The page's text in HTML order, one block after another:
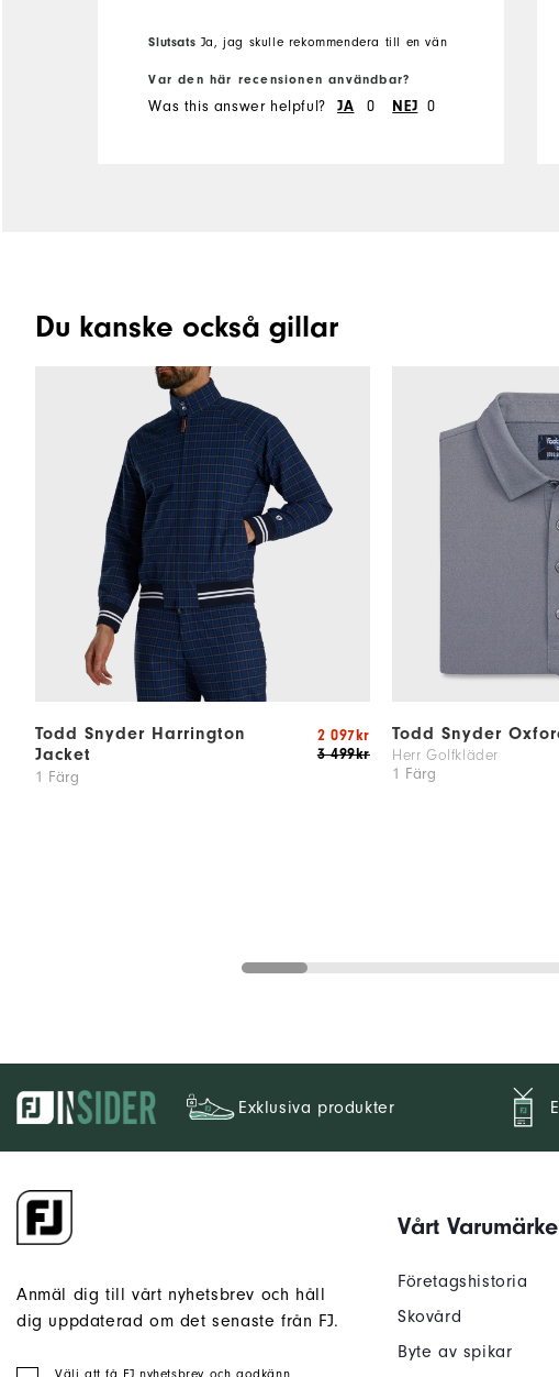
Overall Size
Runs Small Runs Large
Slutsats Ja, jag skulle rekommendera till en vän
Var den här recensionen användbar?
Was this answer helpful? JA 0 NEJ 0
Du kanske också gillar
Todd Snyder Harrington
Jacket
1 Färg
3 499kr
2 097kr Todd Snyder
Herr Golfkläder
1 Färg
Exklusiva produkter
Anmäl dig till vårt nyhetsbrev och håll
dig uppdaterad om det senaste från FJ.
Välj att få FJ nyhetsbrev och godkänn
Vårt Varumärke
Företagshistoria
Skovård
Byte av spikar